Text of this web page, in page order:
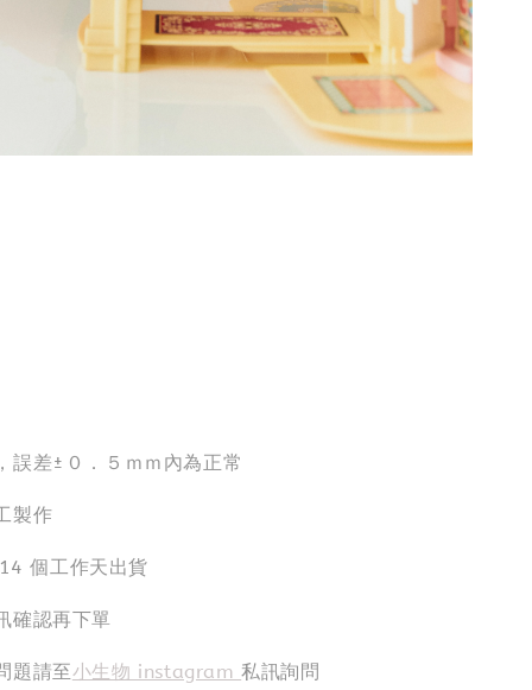
誤差±０．５ｍｍ內為正常
製作
個工作天出貨
確認再下單
題請至小生物 instagram私訊詢問